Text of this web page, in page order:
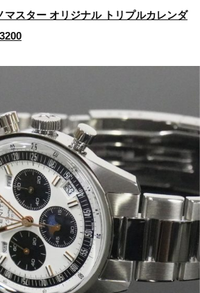
マスター オリジナル トリプルカレンダ